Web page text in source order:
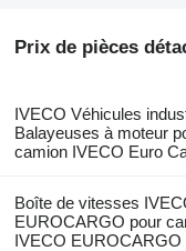
Prix de pièces
IVECO Véhicules
Balayeuses à moteur
camion IVECO Euro
Boîte de vitesses
EUROCARGO pour
IVECO EUROCARGO